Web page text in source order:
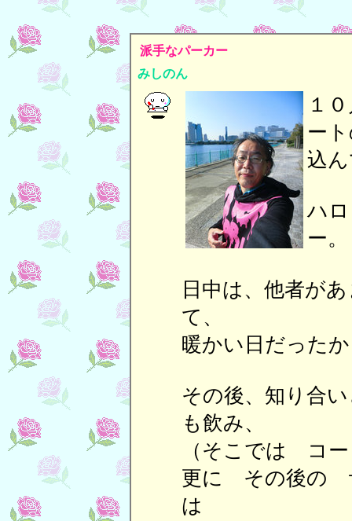
派手なパーカー
みしのん
１
ー
込
ハ
ー。
日中は、他者が
て、
暖かい日だった
その後、知り合
も飲み、
（そこでは コ
更に その後の
は